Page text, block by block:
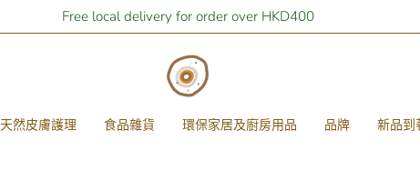
Free local delivery for order over HKD400
天然皮膚護理 食品雜貨 環保家居及廚房用品 品牌 新品到